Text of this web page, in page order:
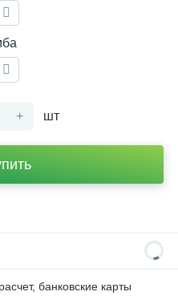
+ шт
банковские карты